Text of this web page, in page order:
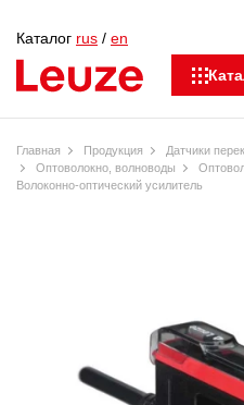
Каталог rus / en
Главная Продукция Датчики
Оптоволокно, волноводы
Волоконно-оптический усилитель